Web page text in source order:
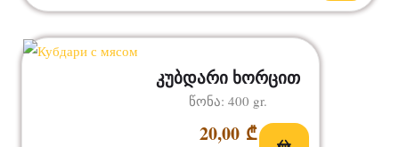
კუბდარი ხორცით
20,00 ₾
წონა: 400 gr.